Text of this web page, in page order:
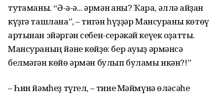
туҡтаманы. “Ә-ә-ә... әрмән ҡаны? Ҡара, әллә ҡайҙан
күҙгә ташлана”, – тигән һүҙҙәр Мансураны көтөү
артынан эйәргән себен-серәкәй кеүек оҙатты.
Мансураның йәне көйҙө: бер ауыҙ әрмәнсә
белмәгән көйө әрмән булып буламы икән?!”
– Һин йәмһеҙ түгел, – тине Мәймүнә өләсәһе